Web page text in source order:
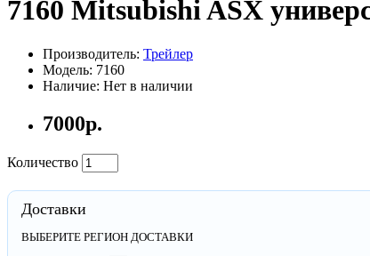
7160 Mitsubishi ASX
Производитель: Трейлер
Модель: 7160
Наличие: Нет в наличии
7000р.
Количество
Доставки
ВЫБЕРИТЕ РЕГИОН ДОСТАВКИ